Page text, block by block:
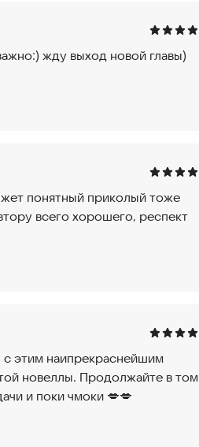
жду выход новой главы)
понятный приколый тоже
всего хорошего, респект
этим наипрекраснейшим
новеллы. Продолжайте в том
и поки чмоки 💋💋